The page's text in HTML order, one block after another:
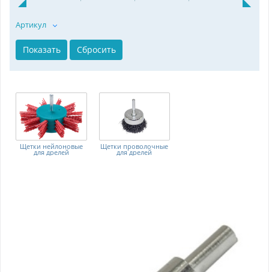
Артикул
Щетки нейлоновые
для дрелей
Щетки проволочные
для дрелей